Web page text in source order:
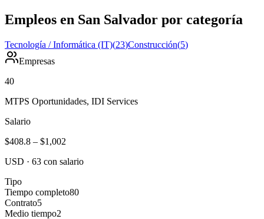
Empleos en San Salvador por categoría
Tecnología / Informática (IT)(23)Construcción(5)
Empresas
40
MTPS Oportunidades, IDI Services
Salario
$408.8 – $1,002
USD · 63 con salario
Tipo
Tiempo completo80
Contrato5
Medio tiempo2